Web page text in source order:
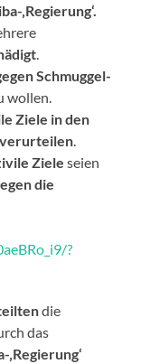
‚Regierung‘.
Schmuggel-
wollen.
Ziele in den
verurteilen
Ziele seien
die
?
die
das
‚Regierung‘